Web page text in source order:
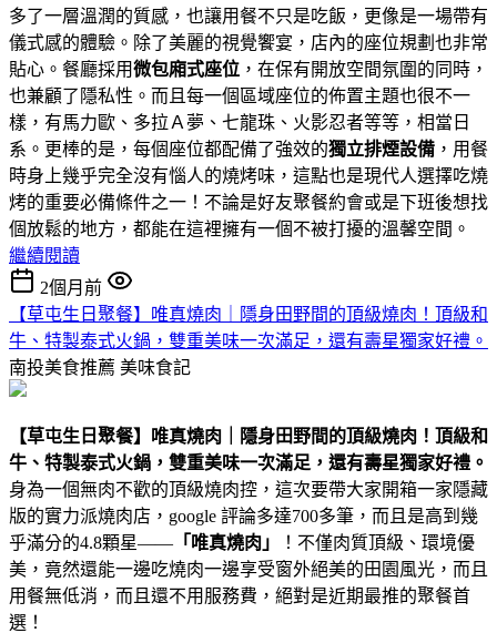
多了一層溫潤的質感，也讓用餐不只是吃飯，更像是一場帶有
儀式感的體驗。除了美麗的視覺饗宴，店內的座位規劃也非常
貼心。餐廳採用微包廂式座位 ，在保有開放空間氛圍的同時，
也兼顧了隱私性。而且每一個區域座位的佈置主題也很不一
樣，有馬力歐、多拉Ａ夢、七龍珠、火影忍者等等，相當日
系。更棒的是，每個座位都配備了強效的獨立排煙設備 ，用餐
時身上幾乎完全沒有惱人的燒烤味，這點也是現代人選擇吃燒
烤的重要必備條件之一！不論是好友聚餐約會或是下班後想找
個放鬆的地方，都能在這裡擁有一個不被打擾的溫馨空間。
繼續閱讀
2個月前
【草屯生日聚餐】唯真燒肉｜隱身田野間的頂級燒肉！頂級和
牛、特製泰式火鍋，雙重美味一次滿足，還有壽星獨家好禮。
南投美食推薦 美味食記
【草屯生日聚餐】唯真燒肉｜隱身田野間的頂級燒肉！頂級和
牛、特製泰式火鍋，雙重美味一次滿足，還有壽星獨家好禮。
身為一個無肉不歡的頂級燒肉控，這次要帶大家開箱一家隱藏
版的實力派燒肉店，google 評論多達700多筆，而且是高到幾
乎滿分的4.8顆星—— 「唯真燒肉」
！不僅肉質頂級、環境優
美，竟然還能一邊吃燒肉一邊享受窗外絕美的田園風光，而且
用餐無低消，而且還不用服務費，絕對是近期最推的聚餐首
選！